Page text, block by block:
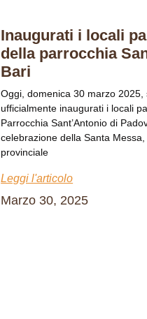
Inaugurati i locali
della parrocchia
Bari
Oggi, domenica 30 marzo 2025,
ufficialmente inaugurati i locali
Parrocchia Sant’Antonio di
celebrazione della Santa
provinciale
Leggi l'articolo
Marzo 30, 2025